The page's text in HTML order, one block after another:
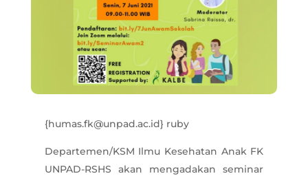
{humas.fk@unpad.ac.id} ruby
Departemen/KSM Ilmu Kesehatan Anak FK
UNPAD-RSHS akan mengadakan seminar